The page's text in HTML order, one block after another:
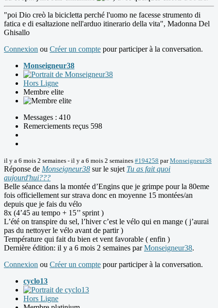
"poi Dio creò la bicicletta perché l'uomo ne facesse strumento di
fatica e di esaltazione nell'arduo itinerario della vita", Madonna Del
Ghisallo
Connexion ou Créer un compte pour participer à la conversation.
Monseigneur38
Hors Ligne
Membre elite
Messages : 410
Remerciements reçus 598
il y a 6 mois 2 semaines - il y a 6 mois 2 semaines #194258 parMonseigneur38
Réponse de Monseigneur38 sur le sujet Tu as fait quoi
aujourd'hui???
Belle séance dans la montée d’Engins que je grimpe pour la 80eme
fois officiellement sur strava donc en moyenne 15 montées/an
depuis que je fais du vélo
8x (4’45 au tempo + 15’’ sprint )
L’été on transpire du sel, l’hiver c’est le vélo qui en mange ( j’aurai
pas du nettoyer le vélo avant de partir )
Température qui fait du bien et vent favorable ( enfin )
Dernière édition: il y a 6 mois 2 semaines parMonseigneur38.
Connexion ou Créer un compte pour participer à la conversation.
cyclo13
Hors Ligne